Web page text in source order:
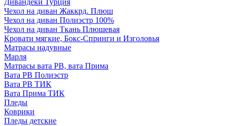
Дивандеки Турция
Чехол на диван Жаккрд. Плюш
Чехол на диван Полиэстр 100%
Чехол на диван Ткань Плюшевая
Кровати мягкие, Бокс-Спринги и Изголовья
Матрасы надувные
Марля
Матрасы вата РВ, вата Прима
Вата РВ Полиэстр
Вата РВ ТИК
Вата Прима ТИК
Пледы
Коврики
Пледы детские